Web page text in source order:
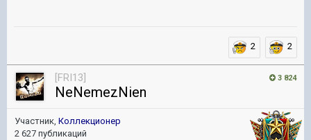
2 2
3 824
[FRI13]
NeNemezNien
Участник, Коллекционер
2 627 публикаций